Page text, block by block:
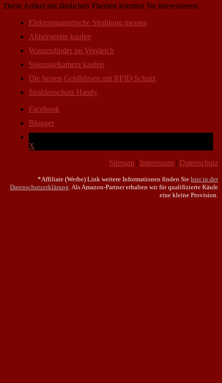
Diese Artikel mit ähnlichen Themen könnten Sie interessieren:
Elektromagnetische Strahlung messen
Abhörgeräte kaufen
Wanzenfinder im Vergleich
Spionagekamera kaufen
Die besten Geldbörsen mit RFID Schutz
Strahlenschutz Handy
Facebook
Blogger
X
Sitemap | Impressum | Datenschutz
*Affiliate (Werbe) Link weitere Informationen finden Sie hier in der
Datenschutzerklärung. Als Amazon-Partner erhalten wir für qualifizierte Käufe
eine kleine Provision.